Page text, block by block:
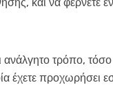
ανάλγητο τρόπο, τόσο
έχετε προχωρήσει